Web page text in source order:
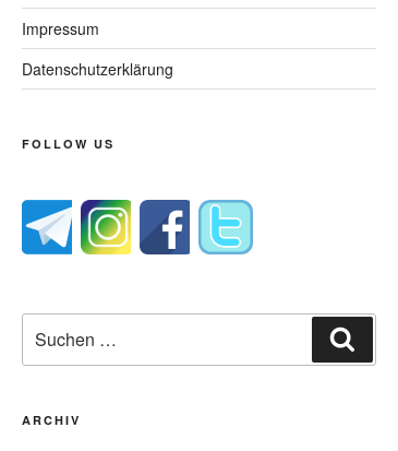
Impressum
Datenschutzerklärung
FOLLOW US
nach:
ARCHIV